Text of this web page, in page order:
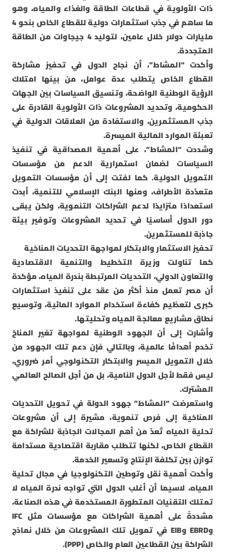
ذات الأولوية في قطاعات الطاقة والغذاء والمياه، وهو
ما ساهم في جذب استثمارات دولية للقطاع الخاص بنحو 4
مليارات دولار خلال عامين، لتوليد 4 جيجاوات من الطاقة
المتجددة.
وأكدت “المشاط”، أن نجاح الدول في تحفيز مشاركة
القطاع الخاص يتطلب عدة عوامل، من بينها امتلاك
الرؤية الوطنية الواضحة، وتنسيق السياسات بين الجهات
الحكومية، وتحديد المشروعات ذات الأولوية القادرة على
جذب المستثمرين، والاستفادة من العلاقات الدولية في
تعبئة الموارد المالية الميسرة.
وشددت “المشاط”، على أهمية المصداقية في تنفيذ
السياسات لضمان استمرارية الدعم من مؤسسات
التمويل الدولية. كما لفتت إلى أن مؤسسات التمويل
متعدّدة الأطراف، ومنها البنك الإسلامي للتنمية، أبدت
استعدادًا متزايدًا لدعم الشراكات التنموية، ولكن يبقى
دور الدول أساسيًا في تحديد المشروعات وتوفير بيئة
جاذبة للمستثمرين.
تحفيز الاستثمار والابتكار لمواجهة التحديات المناخية
كما تناولت وزيرة التخطيط والتنمية الاقتصادية
والتعاون الدولي، التحديات المرتبطة بندرة المياه، مؤكدة
أن مصر تعمل منذ أكثر من عقد على تنفيذ استثمارات
كبرى لتعظيم كفاءة استخدام الموارد المائية، وتوسيع
نطاق مشاريع معالجة المياه وتحليتها.
وأشارت إلى أن الجهود الوطنية لمواجهة تغير المناخ
تخدم أهدافًا عالمية، وبالتالي فإن دعم تلك الجهود من
خلال التمويل الميسر والابتكار التكنولوجي أمر ضروري،
ليس فقط لأجل الدول النامية، بل من أجل الصالح العالمي
المشترك.
واستعرضت “المشاط” جهود الدولة في تحويل التحديات
المناخية إلى فرص تنموية، مشيرة إلى أن مشروعات
تحلية المياه تُعدّ من أهم المجالات الجاذبة للشراكة مع
القطاع الخاص، لكنها تتطلب مقاربة اقتصادية مستدامة
توازن بين تكلفة الإنتاج وتسعير الخدمة.
وأكدت أهمية نقل وتوطين التكنولوجيا في مجال تحلية
المياه، لاسيما أن أغلب الدول التي تواجه ندرة المياه لا
تمتلك التقنيات المتطورة المستخدمة في هذه الصناعة،
مشددةً على أهمية الشراكات مع مؤسسات مثل IFC
وEBRD وEIB في تمويل تلك المشروعات من خلال نماذج
الشراكة بين القطاعين العام والخاص (PPP).